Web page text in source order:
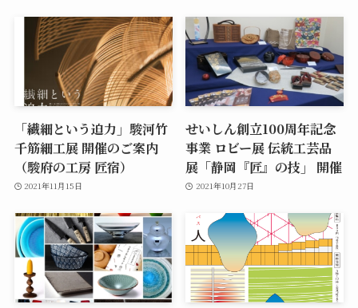
「繊細という迫力」駿河竹
千筋細工展 開催のご案内
（駿府の工房 匠宿）
2021年11月15日
せいしん創立100周年記念
事業 ロビー展 伝統工芸品
展「静岡『匠』の技」 開催
2021年10月27日